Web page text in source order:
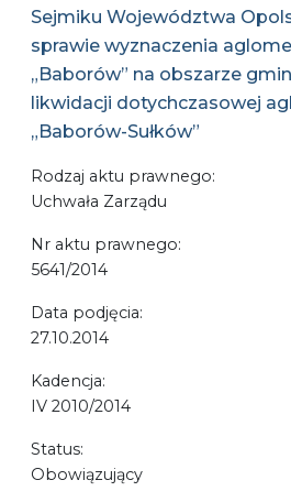
Sejmiku Województwa
sprawie wyznaczenia
„Baborów” na obszarze
likwidacji dotychczasowej
„Baborów-Sułków”
Rodzaj aktu prawnego:
Uchwała Zarządu
Nr aktu prawnego:
5641/2014
Data podjęcia:
27.10.2014
Kadencja:
IV 2010/2014
Status:
Obowiązujący